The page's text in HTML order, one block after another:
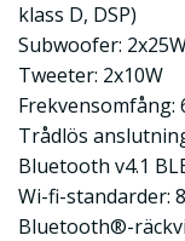
klass D, DSP)
Subwoofer:
Tweeter: 2x10W
Frekvensomfång:
Trådlös
Bluetooth v4.1
Wi-fi-standarder:
Bluetooth®-